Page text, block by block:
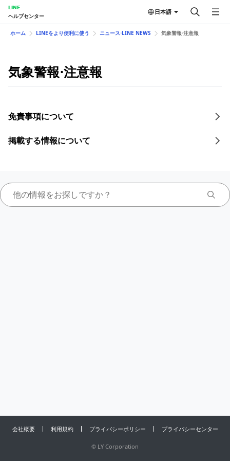
LINE
ヘルプセンター
日本語
ホーム LINEをより便利に使う ニュース⋅LINE NEWS 気象警報⋅注意報
気象警報⋅注意報
免責事項について
掲載する情報について
会社概要 利用規約 プライバシーポリシー プライバシーセンター
© LY Corporation